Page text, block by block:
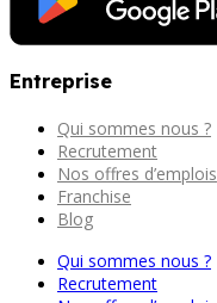
Entreprise
Qui sommes nous ?
Recrutement
Nos offres d’emplois
Franchise
Blog
Qui sommes nous ?
Recrutement